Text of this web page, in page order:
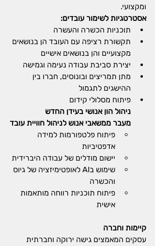
ומקצועי.
אסטרטגיות לשימור עובדים:
תוכניות הכשרה והעשרה
תקשורת רציפה עם העובד הן בנושאים
מקצועיים והן בנושאים אישיים
יצירת סביבת עבודה נעימה וגמישה
מתן תמריצים ובונוסים, חברו בין
ההישגים לתגמול
פיתוח מסלולי קידום
ניהול הון אנושי בעידן החדש
מעבר ממשאבי אנוש לניהול חוויית עובד
פיתוח פלטפורמות למידה
אדפטיביות
יישום מודלים של עבודה היברידית
שימוש בAI לאופטימיזציה של גיוס
והכשרה
פיתוח תוכניות רווחה מותאמות
אישית
קיימות וחברה
עסקים המאמצים גישה ירוקה וחברתית